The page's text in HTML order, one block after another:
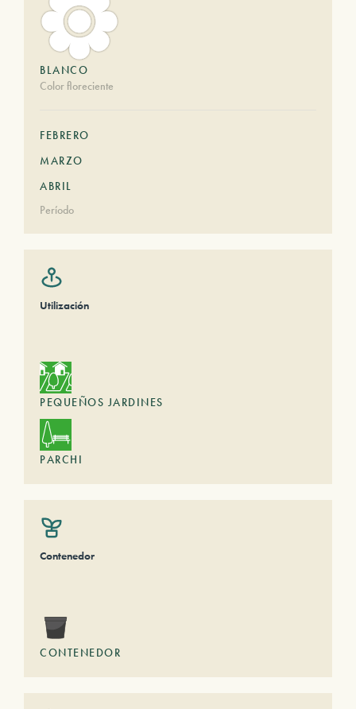
BLANCO
Color floreciente
FEBRERO
MARZO
ABRIL
Período
Utilización
PEQUEÑOS JARDINES
PARCHI
Contenedor
CONTENEDOR